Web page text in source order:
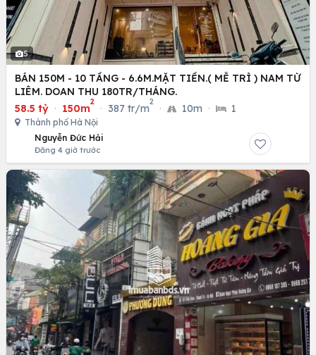
5
BÁN 150M - 10 TẦNG - 6.6M.MẶT TIỀN.( MỄ TRÌ ) NAM TỪ
LIÊM. DOAN THU 180TR/THÁNG.
58.5 tỷ · 150m
2
· 387 tr/m
2
· 10m · 1
Thành phố Hà Nội
Nguyễn Đức Hải
Đăng 4 giờ trước